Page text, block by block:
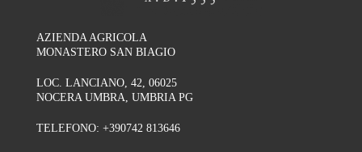
AZIENDA AGRICOLA
MONASTERO SAN BIAGIO
LOC. LANCIANO, 42, 06025
NOCERA UMBRA, UMBRIA PG
TELEFONO: +390742 813646